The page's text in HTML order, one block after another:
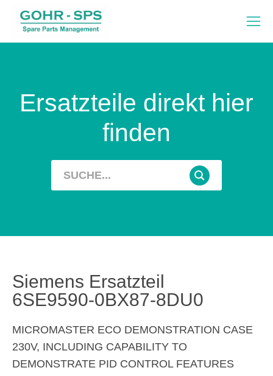
Ersatzteile direkt hier
finden
Siemens Ersatzteil
6SE9590-0BX87-8DU0
MICROMASTER ECO DEMONSTRATION CASE
230V, INCLUDING CAPABILITY TO
DEMONSTRATE PID CONTROL FEATURES